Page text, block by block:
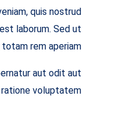
quis nostrud
laborum. Sed ut
rem aperiam.
aut odit aut
voluptatem.